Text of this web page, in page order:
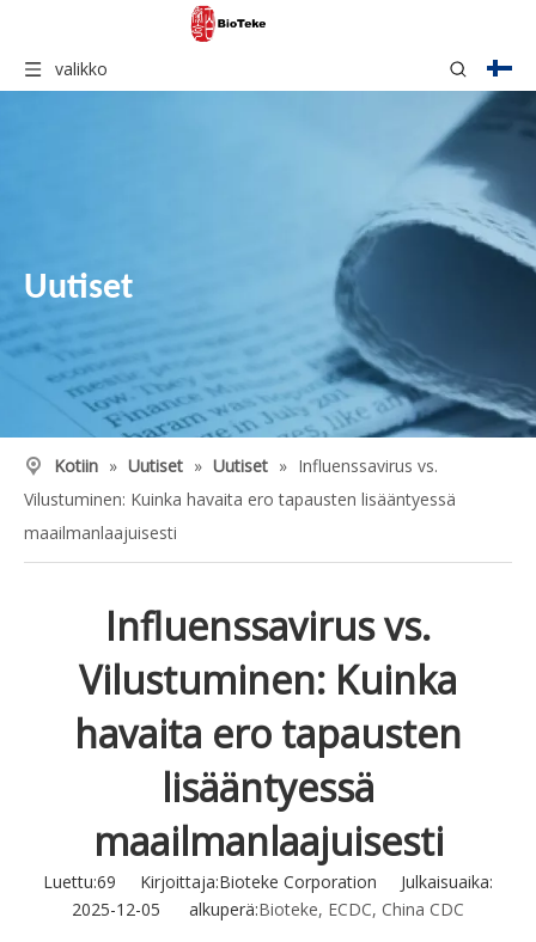
valikko
Uutiset
Kotiin » Uutiset » Uutiset » Influenssavirus vs.
Vilustuminen: Kuinka havaita ero tapausten lisääntyessä
maailmanlaajuisesti
Influenssavirus vs.
Vilustuminen: Kuinka
havaita ero tapausten
lisääntyessä
maailmanlaajuisesti
Luettu:69 Kirjoittaja:Bioteke Corporation Julkaisuaika:
2025-12-05 alkuperä:Bioteke, ECDC, China CDC